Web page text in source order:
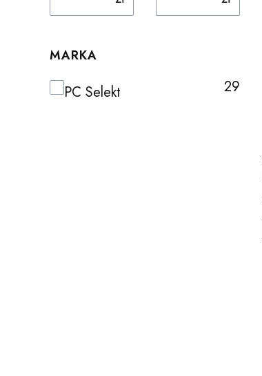
MARKA
Marka
PC Selekt 29